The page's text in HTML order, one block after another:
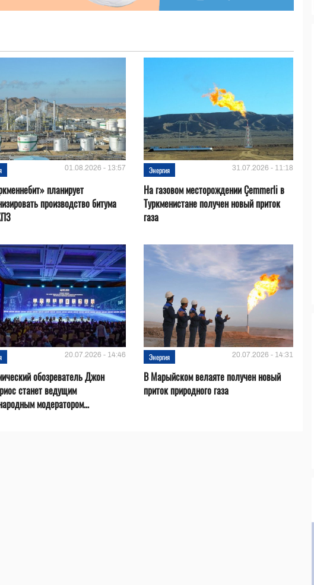
01.08.2026 - 13:57
планирует
производство битума
Энергия 31.07.2026 - 11:18
На газовом месторождении Çemmerli в
Туркменистане получен новый приток
газа
20.07.2026 - 14:46
обозреватель Джон
станет ведущим
модератором...
Энергия 20.07.2026 - 14:31
В Марыйском велаяте получен новый
приток природного газа